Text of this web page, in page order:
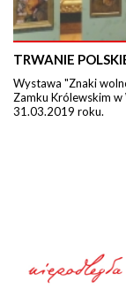
TRWANIE
Wystawa "Znaki
Zamku Królewskim
31.03.2019 roku.